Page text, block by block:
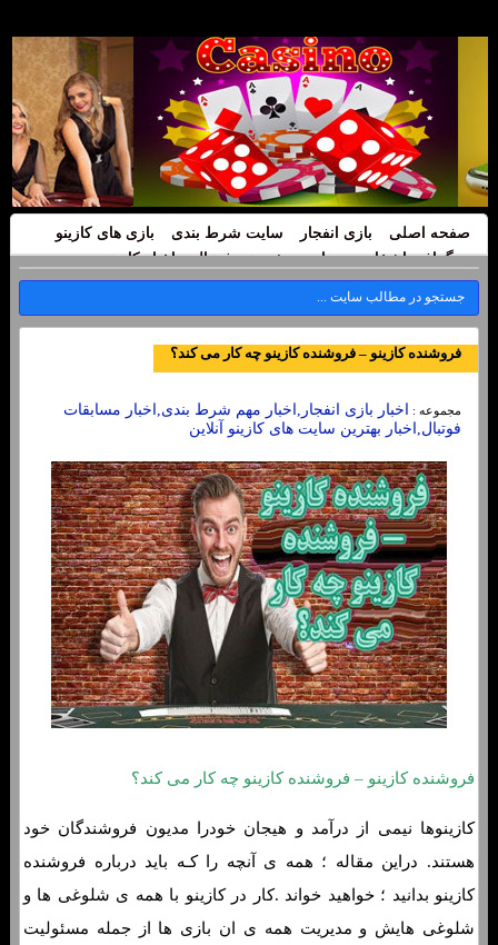
صفحه اصلی بازی انفجار سایت شرط بندی
بازی های کازینو
بیوگرافی اشخاص
سایت پیش بینی فوتبال اخبار کازینو
فروشنده کازینو – فروشنده کازینو چه کار می کند؟
مجموعه :
اخبار بازی انفجار,اخبار مهم شرط بندی,اخبار مسابقات
فوتبال,اخبار بهترین سایت های کازینو آنلاین
فروشنده کازینو – فروشنده کازینو چه کار می کند؟
کازینوها نیمی از درآمد و هیجان خودرا مدیون فروشندگان خود
هستند. دراین مقاله ؛ همه ی آنچه را کـه باید درباره فروشنده
کازینو بدانید ؛ خواهید خواند .کار در کازینو با همه ی شلوغی ها و
شلوغی هایش و مدیریت همه ی ان بازی ها از جمله مسئولیت